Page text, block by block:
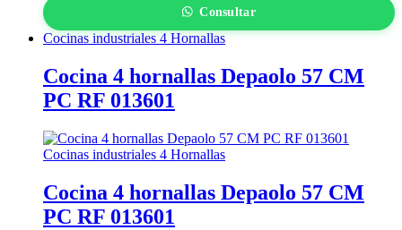
Consultar
Cocinas industriales 4 Hornallas
Cocina 4 hornallas Depaolo 57 CM
PC RF 013601
Cocinas industriales 4 Hornallas
Cocina 4 hornallas Depaolo 57 CM
PC RF 013601